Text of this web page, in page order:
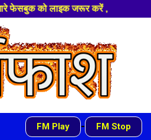
FM Play - FM Stop